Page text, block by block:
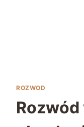
ROZWOD